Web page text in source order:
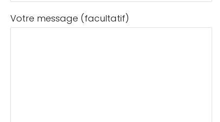
Votre message (facultatif)